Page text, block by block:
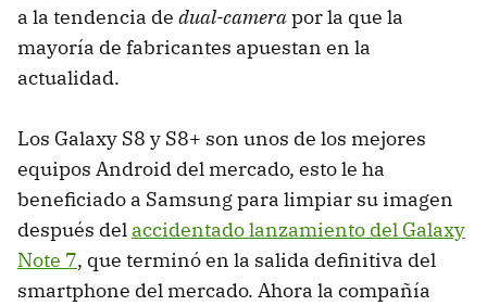
a la tendencia de dual-camerapor la que la
mayoría de fabricantes apuestan en la
actualidad.
Los Galaxy S8 y S8+ son unos de los mejores
equipos Android del mercado, esto le ha
beneficiado a Samsung para limpiar su imagen
después del accidentado lanzamiento del Galaxy
Note 7, que terminó en la salida definitiva del
smartphone del mercado. Ahora la compañía